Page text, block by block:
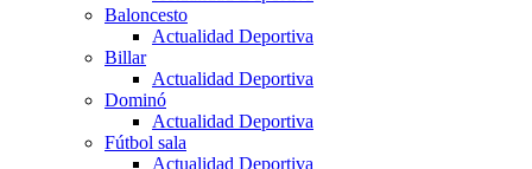
Baloncesto
Actualidad Deportiva
Billar
Actualidad Deportiva
Dominó
Actualidad Deportiva
Fútbol sala
Actualidad Deportiva